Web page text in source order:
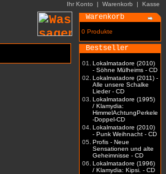
Ihr Konto | Warenkorb | Kasse
Warenkorb
0 Produkte
Bestseller
01.
Lokalmatadore (2010)
- Söhne Mülheims - CD
02. Lokalmatadore (2011) -
Alle unsere Schalke
Lieder - CD
03. Lokalmatadore (1995)
/ Klamydia:
HimmelAchtungPerkele
-Doppel-CD
04. Lokalmatadore (2010)
- Punk Weihnacht - CD
05. Profis - Neue
Sensationen und alte
Geheimnisse - CD
06. Lokalmatadore (1996)
/ Klamydia: Kipsi. - CD